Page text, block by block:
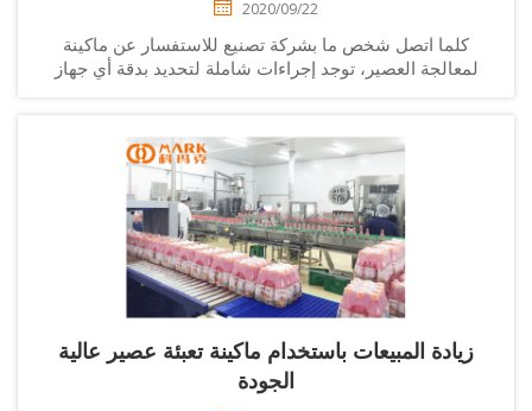
2020/09/22
كلما اتصل شخص ما بشركة تصنيع للاستفسار عن ماكينة
لمعالجة العصير، توجد إجراءات شاملة لتحديد بدقة أي جهاز
زيادة المبيعات باستخدام ماكينة تعبئة عصير عالية